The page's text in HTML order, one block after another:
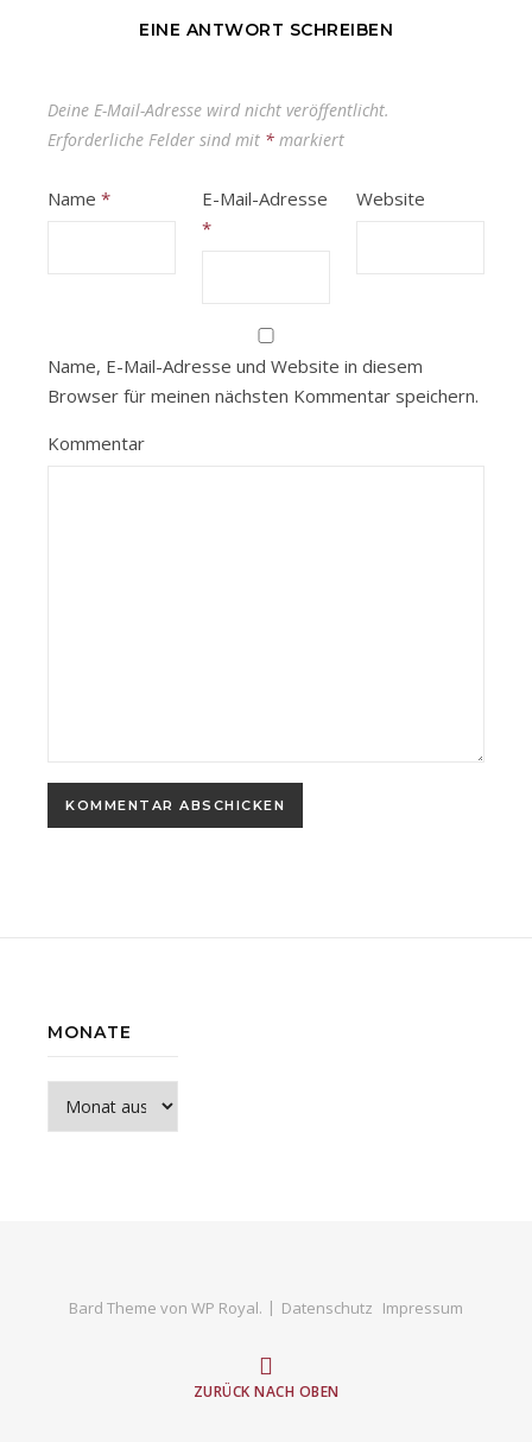
EINE ANTWORT SCHREIBEN
Deine E-Mail-Adresse wird nicht veröffentlicht.
Erforderliche Felder sind mit * markiert
Name *
E-Mail-Adresse
*
Website
Name, E-Mail-Adresse und Website in diesem
Browser für meinen nächsten Kommentar speichern.
Kommentar
MONATE
Bard Theme von WP Royal. Datenschutz Impressum
ZURÜCK NACH OBEN